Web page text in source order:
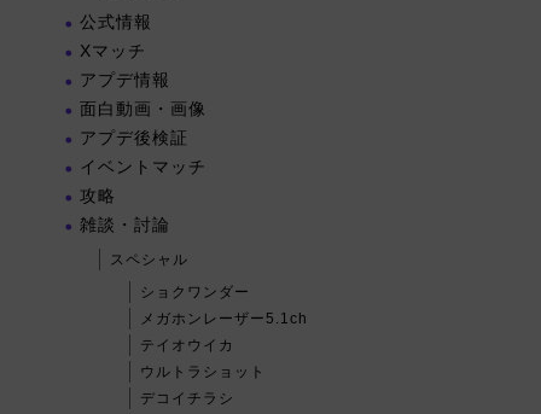
公式情報
Xマッチ
アプデ情報
面白動画・画像
アプデ後検証
イベントマッチ
攻略
雑談・討論
スペシャル
ショクワンダー
メガホンレーザー5.1ch
テイオウイカ
ウルトラショット
デコイチラシ